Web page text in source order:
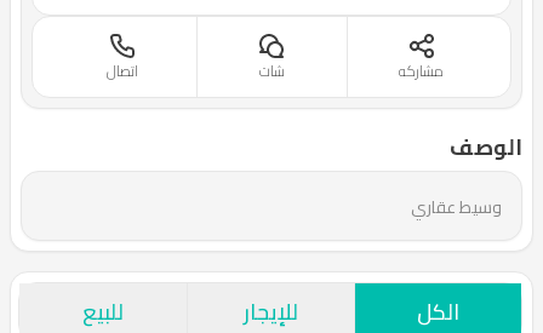
اتصال شات مشاركه
الوصف
وسيط عقاري
الكل للإيجار للبيع